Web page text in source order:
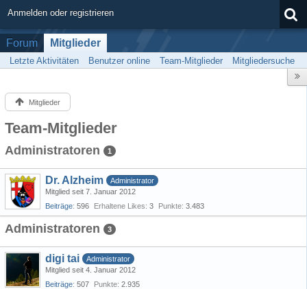
Anmelden oder registrieren
Forum Mitglieder
Letzte Aktivitäten Benutzer online Team-Mitglieder Mitgliedersuche
Mitglieder
Team-Mitglieder
Administratoren 1
Dr. Alzheim
Administrator
Mitglied seit 7. Januar 2012
Beiträge 596 Erhaltene Likes 3 Punkte 3.483
Administratoren 3
digi tai
Administrator
Mitglied seit 4. Januar 2012
Beiträge 507 Punkte 2.935